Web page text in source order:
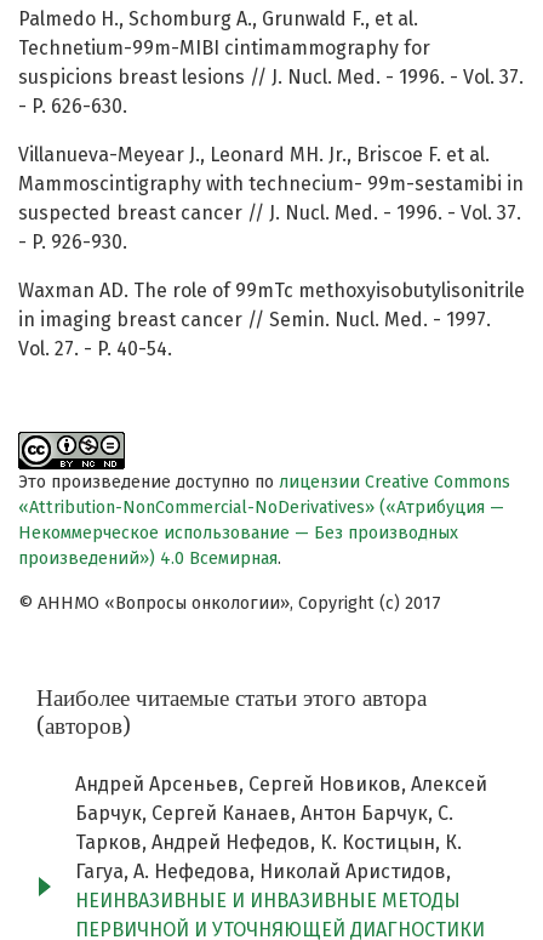
Palmedo H., Schomburg A., Grunwald F., et al.
Technetium-99m-MIBI cintimammography for
suspicions breast lesions // J. Nucl. Med. - 1996. - Vol. 37.
- P. 626-630.
Villanueva-Meyear J., Leonard MH. Jr., Briscoe F. et al.
Mammoscintigraphy with technecium- 99m-sestamibi in
suspected breast cancer // J. Nucl. Med. - 1996. - Vol. 37.
- P. 926-930.
Waxman AD. The role of 99mTc methoxyisobutylisonitrile
in imaging breast cancer // Semin. Nucl. Med. - 1997.
Vol. 27. - P. 40-54.
Это произведение доступно по лицензии Creative Commons
«Attribution-NonCommercial-NoDerivatives» («Атрибуция —
Некоммерческое использование — Без производных
произведений») 4.0 Всемирная.
© АННМО «Вопросы онкологии», Copyright (c) 2017
Наиболее читаемые статьи этого автора
(авторов)
Андрей Арсеньев, Сергей Новиков, Алексей
Барчук, Сергей Канаев, Антон Барчук, С.
Тарков, Андрей Нефедов, К. Костицын, К.
Гагуа, А. Нефедова, Николай Аристидов,
НЕИНВАЗИВНЫЕ И ИНВАЗИВНЫЕ МЕТОДЫ
ПЕРВИЧНОЙ И УТОЧНЯЮЩЕЙ ДИАГНОСТИКИ